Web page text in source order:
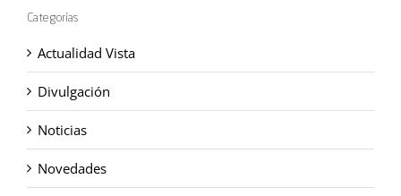
Categorías
Actualidad Vista
Divulgación
Noticias
Novedades